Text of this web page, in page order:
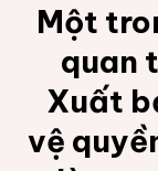
Một
quan
Xuất
vệ